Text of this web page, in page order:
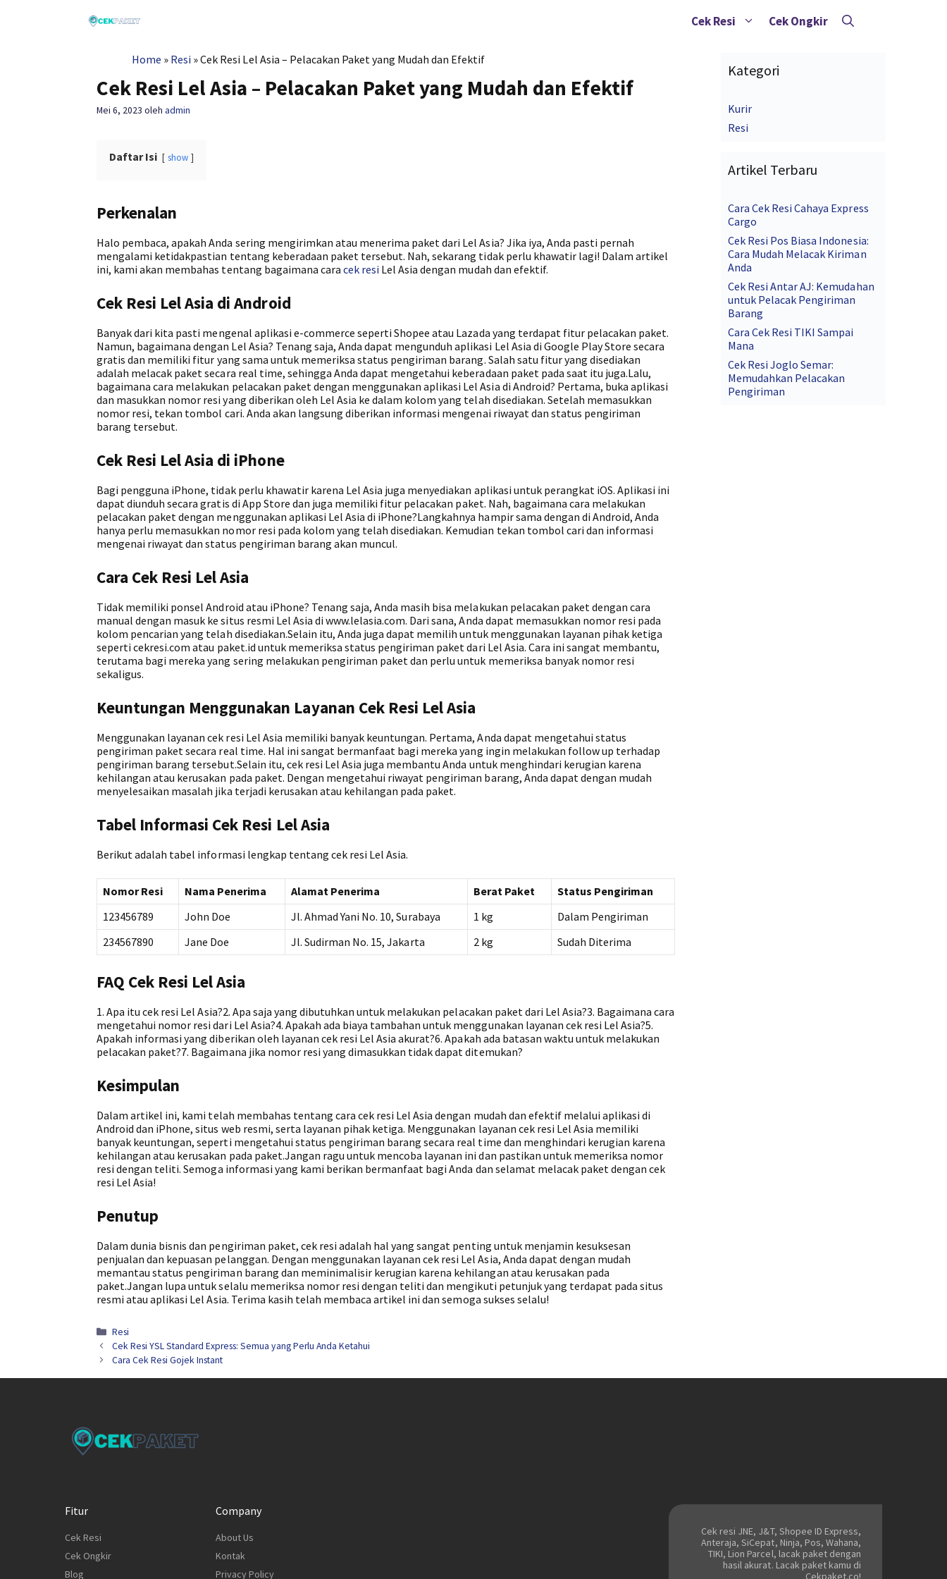
Cek Resi Cek Ongkir
Home » Resi »Cek Resi Lel Asia – Pelacakan Paket yang Mudah dan Efektif
Cek Resi Lel Asia – Pelacakan Paket yang Mudah dan Efektif
Mei 6, 2023 oleh admin
Daftar Isi show
Perkenalan
Halo pembaca, apakah Anda sering mengirimkan atau menerima paket dari Lel Asia? Jika iya, Anda pasti pernah
mengalami ketidakpastian tentang keberadaan paket tersebut. Nah, sekarang tidak perlu khawatir lagi! Dalam artikel
ini, kami akan membahas tentang bagaimana cara cek resi Lel Asia dengan mudah dan efektif.
Cek Resi Lel Asia di Android
Banyak dari kita pasti mengenal aplikasi e-commerce seperti Shopee atau Lazada yang terdapat fitur pelacakan paket.
Namun, bagaimana dengan Lel Asia? Tenang saja, Anda dapat mengunduh aplikasi Lel Asia di Google Play Store secara
gratis dan memiliki fitur yang sama untuk memeriksa status pengiriman barang. Salah satu fitur yang disediakan
adalah melacak paket secara real time, sehingga Anda dapat mengetahui keberadaan paket pada saat itu juga.Lalu,
bagaimana cara melakukan pelacakan paket dengan menggunakan aplikasi Lel Asia di Android? Pertama, buka aplikasi
dan masukkan nomor resi yang diberikan oleh Lel Asia ke dalam kolom yang telah disediakan. Setelah memasukkan
nomor resi, tekan tombol cari. Anda akan langsung diberikan informasi mengenai riwayat dan status pengiriman
barang tersebut.
Cek Resi Lel Asia di iPhone
Bagi pengguna iPhone, tidak perlu khawatir karena Lel Asia juga menyediakan aplikasi untuk perangkat iOS. Aplikasi ini
dapat diunduh secara gratis di App Store dan juga memiliki fitur pelacakan paket. Nah, bagaimana cara melakukan
pelacakan paket dengan menggunakan aplikasi Lel Asia di iPhone?Langkahnya hampir sama dengan di Android, Anda
hanya perlu memasukkan nomor resi pada kolom yang telah disediakan. Kemudian tekan tombol cari dan informasi
mengenai riwayat dan status pengiriman barang akan muncul.
Cara Cek Resi Lel Asia
Tidak memiliki ponsel Android atau iPhone? Tenang saja, Anda masih bisa melakukan pelacakan paket dengan cara
manual dengan masuk ke situs resmi Lel Asia di www.lelasia.com. Dari sana, Anda dapat memasukkan nomor resi pada
kolom pencarian yang telah disediakan.Selain itu, Anda juga dapat memilih untuk menggunakan layanan pihak ketiga
seperti cekresi.com atau paket.id untuk memeriksa status pengiriman paket dari Lel Asia. Cara ini sangat membantu,
terutama bagi mereka yang sering melakukan pengiriman paket dan perlu untuk memeriksa banyak nomor resi
sekaligus.
Keuntungan Menggunakan Layanan Cek Resi Lel Asia
Menggunakan layanan cek resi Lel Asia memiliki banyak keuntungan. Pertama, Anda dapat mengetahui status
pengiriman paket secara real time. Hal ini sangat bermanfaat bagi mereka yang ingin melakukan follow up terhadap
pengiriman barang tersebut.Selain itu, cek resi Lel Asia juga membantu Anda untuk menghindari kerugian karena
kehilangan atau kerusakan pada paket. Dengan mengetahui riwayat pengiriman barang, Anda dapat dengan mudah
menyelesaikan masalah jika terjadi kerusakan atau kehilangan pada paket.
Tabel Informasi Cek Resi Lel Asia
Berikut adalah tabel informasi lengkap tentang cek resi Lel Asia.
Nomor Resi Nama Penerima Alamat Penerima Berat Paket
Status Pengiriman
123456789
John Doe Jl. Ahmad Yani No. 10, Surabaya 1 kg
Dalam Pengiriman
234567890
Jane Doe Jl. Sudirman No. 15, Jakarta 2 kg Sudah Diterima
FAQ Cek Resi Lel Asia
1. Apa itu cek resi Lel Asia?2. Apa saja yang dibutuhkan untuk melakukan pelacakan paket dari Lel Asia?3. Bagaimana cara
mengetahui nomor resi dari Lel Asia?4. Apakah ada biaya tambahan untuk menggunakan layanan cek resi Lel Asia?5.
Apakah informasi yang diberikan oleh layanan cek resi Lel Asia akurat?6. Apakah ada batasan waktu untuk melakukan
pelacakan paket?7. Bagaimana jika nomor resi yang dimasukkan tidak dapat ditemukan?
Kesimpulan
Dalam artikel ini, kami telah membahas tentang cara cek resi Lel Asia dengan mudah dan efektif melalui aplikasi di
Android dan iPhone, situs web resmi, serta layanan pihak ketiga. Menggunakan layanan cek resi Lel Asia memiliki
banyak keuntungan, seperti mengetahui status pengiriman barang secara real time dan menghindari kerugian karena
kehilangan atau kerusakan pada paket.Jangan ragu untuk mencoba layanan ini dan pastikan untuk memeriksa nomor
resi dengan teliti. Semoga informasi yang kami berikan bermanfaat bagi Anda dan selamat melacak paket dengan cek
resi Lel Asia!
Penutup
Dalam dunia bisnis dan pengiriman paket, cek resi adalah hal yang sangat penting untuk menjamin kesuksesan
penjualan dan kepuasan pelanggan. Dengan menggunakan layanan cek resi Lel Asia, Anda dapat dengan mudah
memantau status pengiriman barang dan meminimalisir kerugian karena kehilangan atau kerusakan pada
paket.Jangan lupa untuk selalu memeriksa nomor resi dengan teliti dan mengikuti petunjuk yang terdapat pada situs
resmi atau aplikasi Lel Asia. Terima kasih telah membaca artikel ini dan semoga sukses selalu!
Kategori
Resi
Cek Resi YSL Standard Express: Semua yang Perlu Anda Ketahui
Cara Cek Resi Gojek Instant
Kategori
Kurir
Resi
Artikel Terbaru
Cara Cek Resi Cahaya Express
Cargo
Cek Resi Pos Biasa Indonesia:
Cara Mudah Melacak Kiriman
Anda
Cek Resi Antar AJ: Kemudahan
untuk Pelacak Pengiriman
Barang
Cara Cek Resi TIKI Sampai
Mana
Cek Resi Joglo Semar:
Memudahkan Pelacakan
Pengiriman
Fitur
Cek Resi
Cek Ongkir
Blog
Company
About Us
Kontak
Privacy Policy
Cek resi JNE, J&T, Shopee ID Express,
Anteraja, SiCepat, Ninja, Pos, Wahana,
TIKI, Lion Parcel, lacak paket dengan
hasil akurat. Lacak paket kamu di
Cekpaket.co!